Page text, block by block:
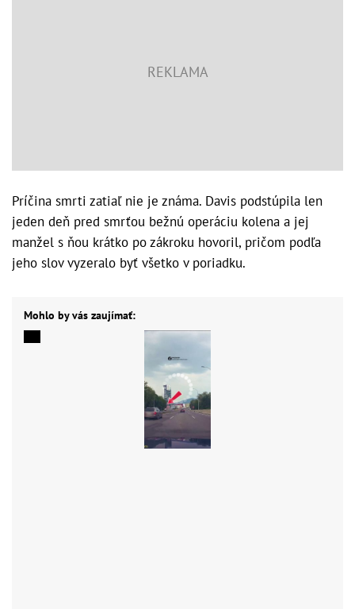
Príčina smrti zatiaľ nie je známa. Davis podstúpila len
jeden deň pred smrťou bežnú operáciu kolena a jej
manžel s ňou krátko po zákroku hovoril, pričom podľa
jeho slov vyzeralo byť všetko v poriadku.
Mohlo by vás zaujímať: